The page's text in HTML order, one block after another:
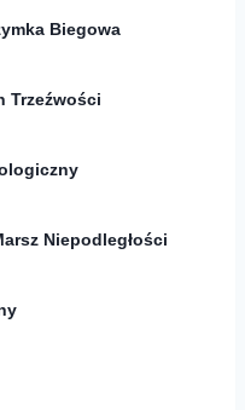
Biegowa
Trzeźwości
Niepodległości